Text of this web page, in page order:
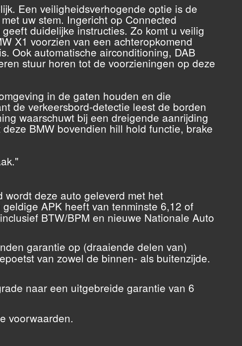
Een veiligheidsverhogende optie is de
uw stem. Ingericht op Connected
duidelijke instructies. Zo komt u veilig
X1 voorzien van een achteropkomend
Ook automatische airconditioning, DAB
stuur horen tot de voorzieningen op deze
in de gaten houden en die
de verkeersbord-detectie leest de borden
waarschuwt bij een dreigende aanrijding
BMW bovendien hill hold functie, brake
deze auto geleverd met het
APK heeft van tenminste 6,12 of
BTW/BPM en nieuwe Nationale Auto
garantie op (draaiende delen van)
van zowel de binnen- als buitenzijde.
naar een uitgebreide garantie van 6
voorwaarden.